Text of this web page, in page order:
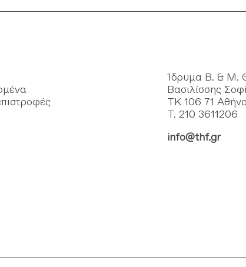
Ίδρυμα Β. & Μ.
Βασιλίσσης
ΤΚ 106 71 Αθήνα
Τ. 210 3611206
info@thf.gr